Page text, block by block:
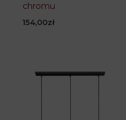
chromu
154,00zł